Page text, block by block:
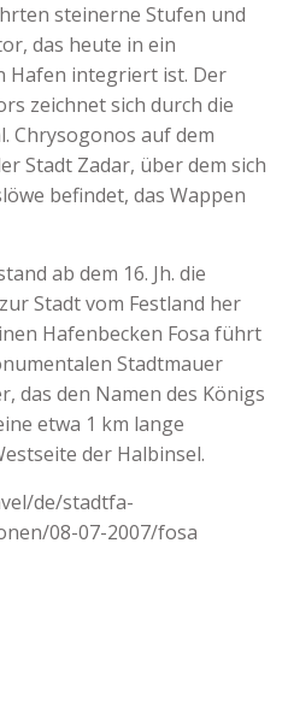
steinerne Stufen und
das heute in ein
Hafen integriert ist. Der
zeichnet sich durch die
Chrysogonos auf dem
Stadt Zadar, über dem sich
befindet, das Wappen
ab dem 16. Jh. die
Stadt vom Festland her
Hafenbecken Fosa führt
Stadtmauer
das den Namen des Königs
etwa 1 km lange
der Halbinsel.
de/stadtfa-
08-07-2007/fosa